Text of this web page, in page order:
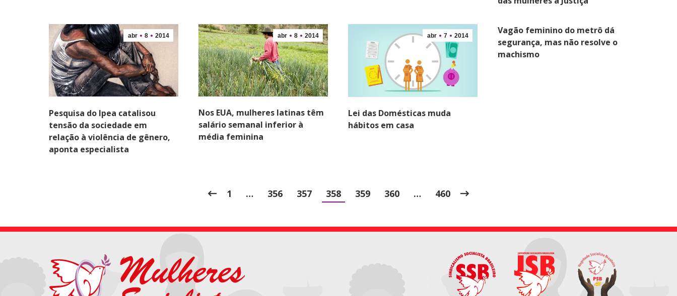
abr 8 2014
Pesquisa do Ipea catalisou
tensão da sociedade em
relação à violência de gênero,
aponta especialista
abr 8 2014
Nos EUA, mulheres latinas têm
salário semanal inferior à
média feminina
abr 7 2014
Lei das Domésticas muda
hábitos em casa
Vagão feminino do metrô dá
segurança, mas não resolve o
machismo
1 … 356 357 358 359 360 … 460